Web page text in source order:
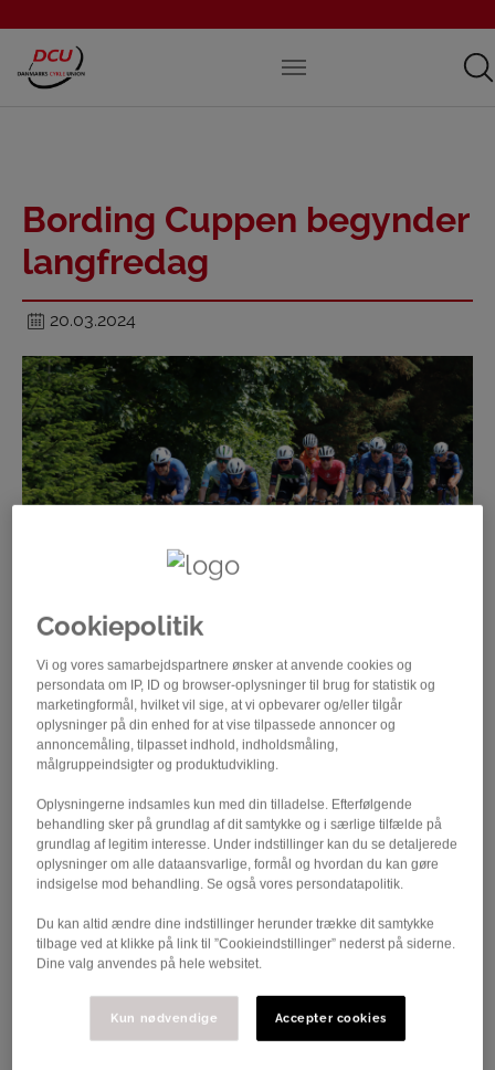
Bording Cuppen begynder
langfredag
20.03.2024
Landevejscuppen, med det nye navn
Bording Cup, skydes i gang i påsken for
herre elite- og dame-klasserne.
herreryttere fra de hjemlige teams begynder den årlige
dyst i den danske liga. Den jyske værtsklub har døbt
afdelingen Strade Bianche Nord, da rytterne denne
gang skal prøve kræfter med grusveje.
Kvinderne sendes ud på 108,8 km og skal undervejs
forcere 11 gruspaveer, inden vinderen skal findes.
Herrefeltet skal køre 184,5 km med 14 gruspaveer.
I Vejen Bicycle Club drømmer løbsarrangørerne om at
Cookiepolitik
Vi og vores samarbejdspartnere ønsker at anvende cookies og
persondata om IP, ID og browser-oplysninger til brug for statistik og
marketingformål, hvilket vil sige, at vi opbevarer og/eller tilgår
oplysninger på din enhed for at vise tilpassede annoncer og
annoncemåling, tilpasset indhold, indholdsmåling,
målgruppeindsigter og produktudvikling.
Oplysningerne indsamles kun med din tilladelse. Efterfølgende
behandling sker på grundlag af dit samtykke og i særlige tilfælde på
grundlag af legitim interesse. Under indstillinger kan du se detaljerede
oplysninger om alle dataansvarlige, formål og hvordan du kan gøre
indsigelse mod behandling. Se også vores persondatapolitik.
Du kan altid ændre dine indstillinger herunder trække dit samtykke
tilbage ved at klikke på link til ”Cookieindstillinger” nederst på siderne.
Dine valg anvendes på hele websitet.
Kun nødvendige Accepter cookies